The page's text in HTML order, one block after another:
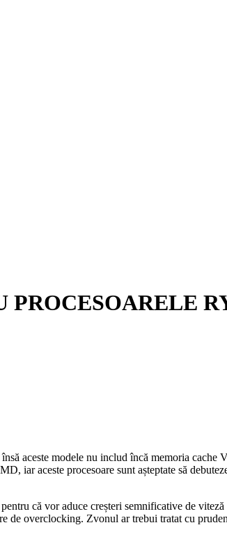
aceste modele nu includ încă memoria cache
aceste procesoare sunt așteptate să
că vor aduce creșteri semnificative de
de overclocking. Zvonul ar trebui tratat cu